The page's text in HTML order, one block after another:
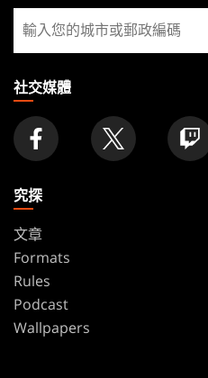
FOOTER
尋
找
家
社交媒體
究探
文章
Formats
Rules
Podcast
Wallpapers